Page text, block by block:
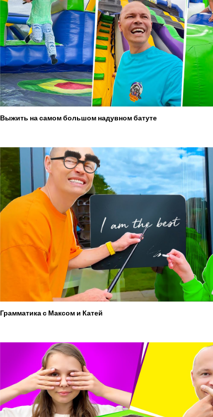
Выжить на самом большом надувном батуте
Грамматика с Максом и Катей